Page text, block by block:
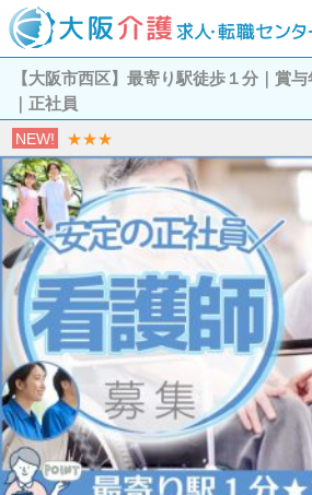
【大阪市西区】最寄り駅徒歩１分｜賞
｜正社員
NEW! ★★★